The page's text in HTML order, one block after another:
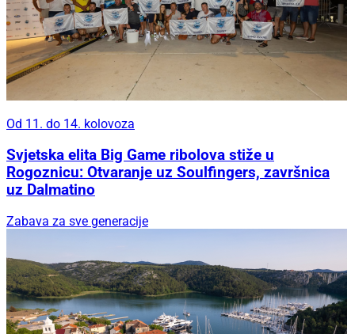
Od 11. do 14. kolovoza
Svjetska elita Big Game ribolova stiže u
Rogoznicu: Otvaranje uz Soulfingers, završnica
uz Dalmatino
Zabava za sve generacije